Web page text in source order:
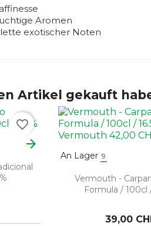
Aromen
exotischer Noten
Artikel gekauft
arrow_forward
favorite_border
An Lager 9
Vermouth -
Formula / 100cl
39,00